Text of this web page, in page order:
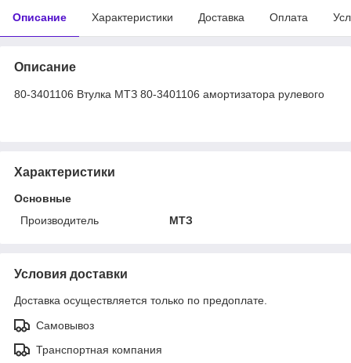
Описание Характеристики Доставка Оплата
Описание
80-3401106 Втулка МТЗ 80-3401106 амортизатора рулевого
Характеристики
Основные
Производитель
МТЗ
Условия доставки
Доставка осуществляется только по предоплате.
Самовывоз
Транспортная компания